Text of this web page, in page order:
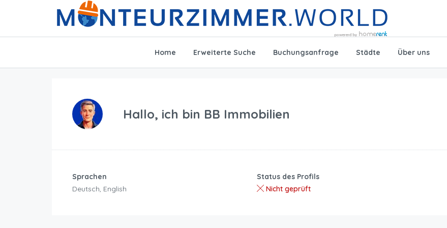
Home Erweiterte Suche Buchungsanfrage Städte Über uns
Hallo, ich bin BB Immobilien
Sprachen
Deutsch, English
Status des Profils
Nicht geprüft